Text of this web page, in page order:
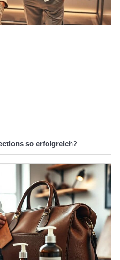
so erfolgreich?